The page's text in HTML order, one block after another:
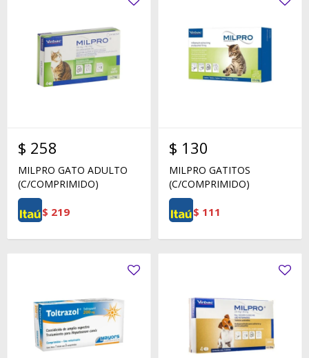
$ 258
MILPRO GATO ADULTO
(C/COMPRIMIDO)
$ 219
$ 130
MILPRO GATITOS
(C/COMPRIMIDO)
$ 111